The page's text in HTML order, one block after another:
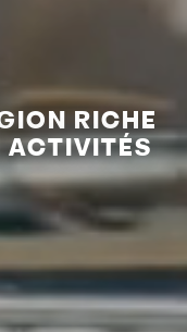
RICHE
ACTIVITÉS